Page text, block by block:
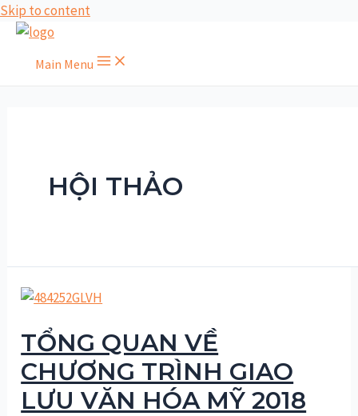
Skip to content
Main Menu
HỘI THẢO
TỔNG QUAN VỀ
CHƯƠNG TRÌNH GIAO
LƯU VĂN HÓA MỸ 2018